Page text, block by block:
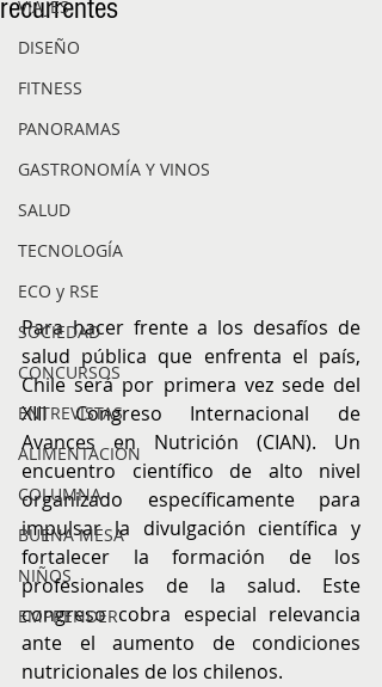
VIAJES
DISEÑO
FITNESS
PANORAMAS
GASTRONOMÍA Y VINOS
SALUD
TECNOLOGÍA
ECO y RSE
SOCIEDAD
CONCURSOS
ENTREVISTAS
ALIMENTACIÓN
COLUMNA
BUENA MESA
NIÑOS
EMPRENDER
recurrentes
Para hacer frente a los desafíos de
salud pública que enfrenta el país,
Chile será por primera vez sede del
XIII Congreso Internacional de
Avances en Nutrición (CIAN). Un
encuentro científico de alto nivel
organizado específicamente para
impulsar la divulgación científica y
fortalecer la formación de los
profesionales de la salud. Este
congreso cobra especial relevancia
ante el aumento de condiciones
nutricionales de los chilenos.